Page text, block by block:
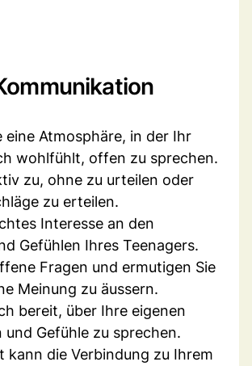
eine Atmosphäre, in der Ihr
wohlfühlt, offen zu sprechen.
zu, ohne zu urteilen oder
zu erteilen.
Interesse an den
Gefühlen Ihres Teenagers.
Fragen und ermutigen Sie
Meinung zu äussern.
bereit, über Ihre eigenen
und Gefühle zu sprechen.
kann die Verbindung zu Ihrem